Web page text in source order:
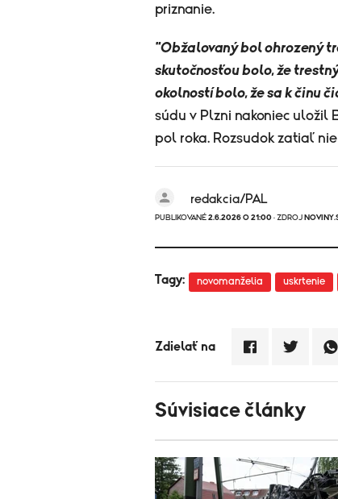
priznanie.
"Obžalovaný bol ohrozený
skutočnosťou bolo, že
okolností bolo, že sa k činu
súdu v Plzni nakoniec uložil
pol roka. Rozsudok zatiaľ
redakcia/PAL
PUBLIKOVANÉ 2.6.2026 O 21:00 · ZDROJ
Tagy: novomanželia uskrtenie
Zdielať na
Súvisiace články